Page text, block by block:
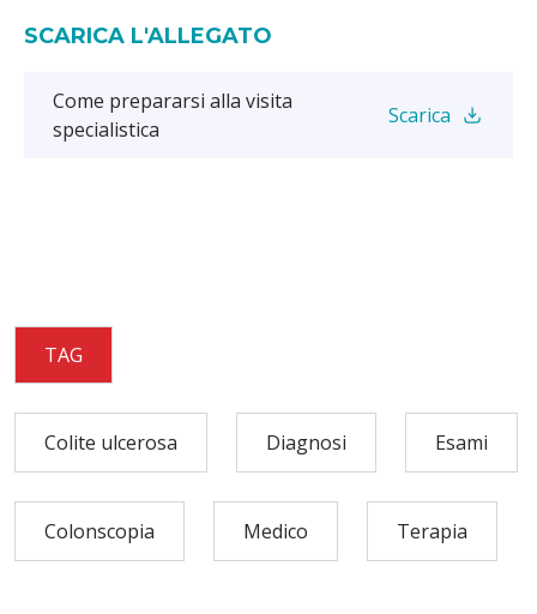
SCARICA L'ALLEGATO
Come prepararsi alla visita
specialistica
Scarica
TAG
Colite ulcerosa Diagnosi Esami
Colonscopia Medico Terapia